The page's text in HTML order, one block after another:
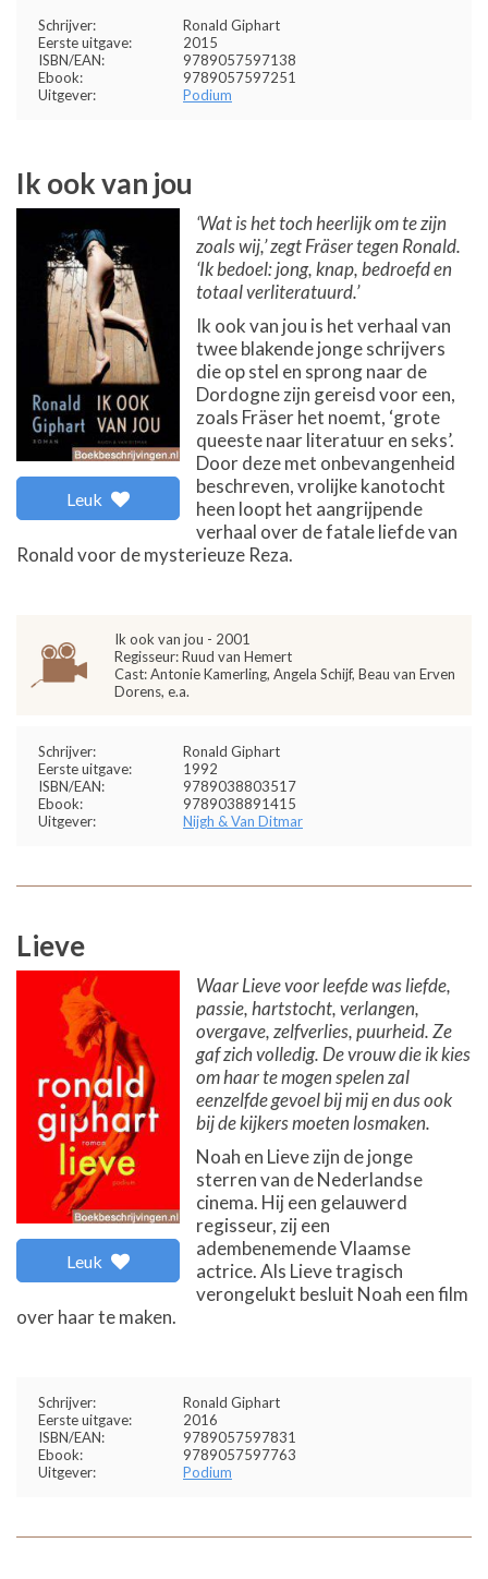
Schrijver:
Ronald Giphart
Eerste uitgave:
2015
ISBN/EAN:
9789057597138
Ebook:
9789057597251
Uitgever:
Podium
Ik ook van jou
Leuk
‘Wat is het toch heerlijk om te zijn
zoals wij,’ zegt Fräser tegen Ronald.
‘Ik bedoel: jong, knap, bedroefd en
totaal verliteratuurd.’
Ik ook van jou is het verhaal van
twee blakende jonge schrijvers
die op stel en sprong naar de
Dordogne zijn gereisd voor een,
zoals Fräser het noemt, ‘grote
queeste naar literatuur en seks’.
Door deze met onbevangenheid
beschreven, vrolijke kanotocht
heen loopt het aangrijpende
verhaal over de fatale liefde van
Ronald voor de mysterieuze Reza.
Ik ook van jou - 2001
Regisseur: Ruud van Hemert
Cast: Antonie Kamerling, Angela Schijf, Beau van Erven
Dorens, e.a.
Schrijver:
Ronald Giphart
Eerste uitgave:
1992
ISBN/EAN:
9789038803517
Ebook:
9789038891415
Uitgever:
Nijgh & Van Ditmar
Lieve
Leuk
Waar Lieve voor leefde was liefde,
passie, hartstocht, verlangen,
overgave, zelfverlies, puurheid. Ze
gaf zich volledig. De vrouw die ik kies
om haar te mogen spelen zal
eenzelfde gevoel bij mij en dus ook
bij de kijkers moeten losmaken.
Noah en Lieve zijn de jonge
sterren van de Nederlandse
cinema. Hij een gelauwerd
regisseur, zij een
adembenemende Vlaamse
actrice. Als Lieve tragisch
verongelukt besluit Noah een film
over haar te maken.
Schrijver:
Ronald Giphart
Eerste uitgave:
2016
ISBN/EAN:
9789057597831
Ebook:
9789057597763
Uitgever:
Podium